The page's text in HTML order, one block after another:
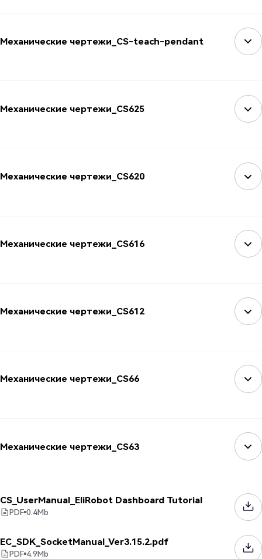
Механические чертежи_CS-teach-pendant
Механические чертежи_CS625
Механические чертежи_CS620
Механические чертежи_CS616
Механические чертежи_CS612
Механические чертежи_CS66
Механические чертежи_CS63
CS_UserManual_EliRobot Dashboard Tutorial
PDF 0.4Mb
EC_SDK_SocketManual_Ver3.15.2.pdf
PDF 4.9Mb